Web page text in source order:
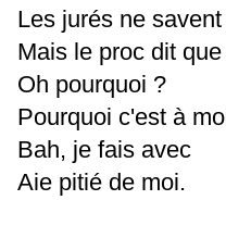
Les jurés ne
Mais le proc dit
Oh pourquoi ?
Pourquoi c'est à
Bah, je fais avec
Aie pitié de moi.